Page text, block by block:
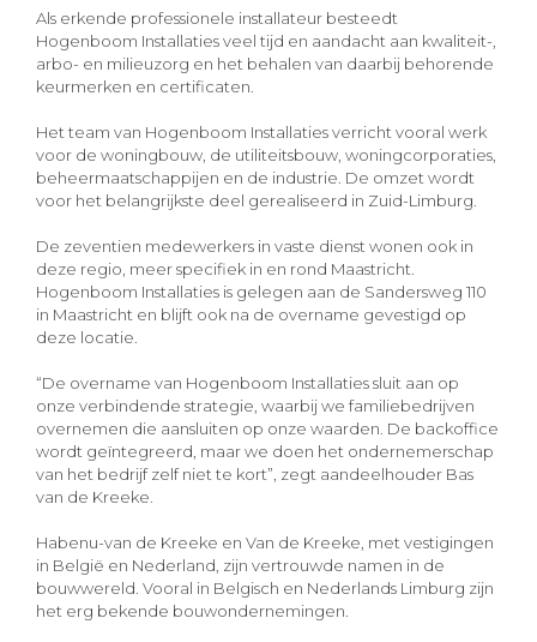
Als erkende professionele installateur besteedt
Hogenboom Installaties veel tijd en aandacht aan kwaliteit-,
arbo- en milieuzorg en het behalen van daarbij behorende
keurmerken en certificaten.
Het team van Hogenboom Installaties verricht vooral werk
voor de woningbouw, de utiliteitsbouw, woningcorporaties,
beheermaatschappijen en de industrie. De omzet wordt
voor het belangrijkste deel gerealiseerd in Zuid-Limburg.
De zeventien medewerkers in vaste dienst wonen ook in
deze regio, meer specifiek in en rond Maastricht.
Hogenboom Installaties is gelegen aan de Sandersweg 110
in Maastricht en blijft ook na de overname gevestigd op
deze locatie.
“De overname van Hogenboom Installaties sluit aan op
onze verbindende strategie, waarbij we familiebedrijven
overnemen die aansluiten op onze waarden. De backoffice
wordt geïntegreerd, maar we doen het ondernemerschap
van het bedrijf zelf niet te kort”, zegt aandeelhouder Bas
van de Kreeke.
Habenu-van de Kreeke en Van de Kreeke, met vestigingen
in België en Nederland, zijn vertrouwde namen in de
bouwwereld. Vooral in Belgisch en Nederlands Limburg zijn
het erg bekende bouwondernemingen.